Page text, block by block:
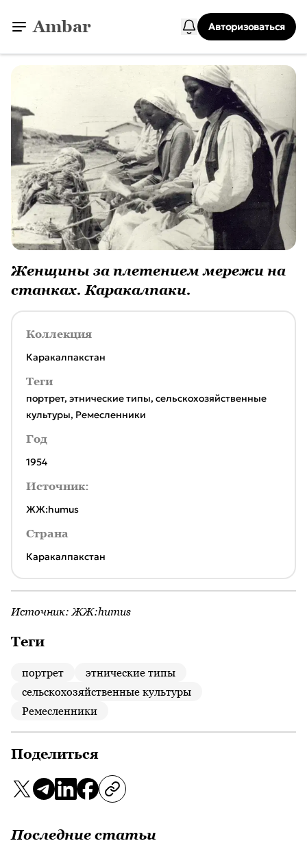
Ambar Авторизоваться
Женщины за плетением мережи на
станках. Каракалпаки.
Коллекция
Каракалпакстан
Теги
портрет, этнические типы, сельскохозяйственные
культуры, Ремесленники
Год
1954
Источник:
ЖЖ:humus
Страна
Каракалпакстан
Источник: ЖЖ:humus
Теги
портрет
этнические типы
сельскохозяйственные культуры
Ремесленники
Поделиться
Последние статьи